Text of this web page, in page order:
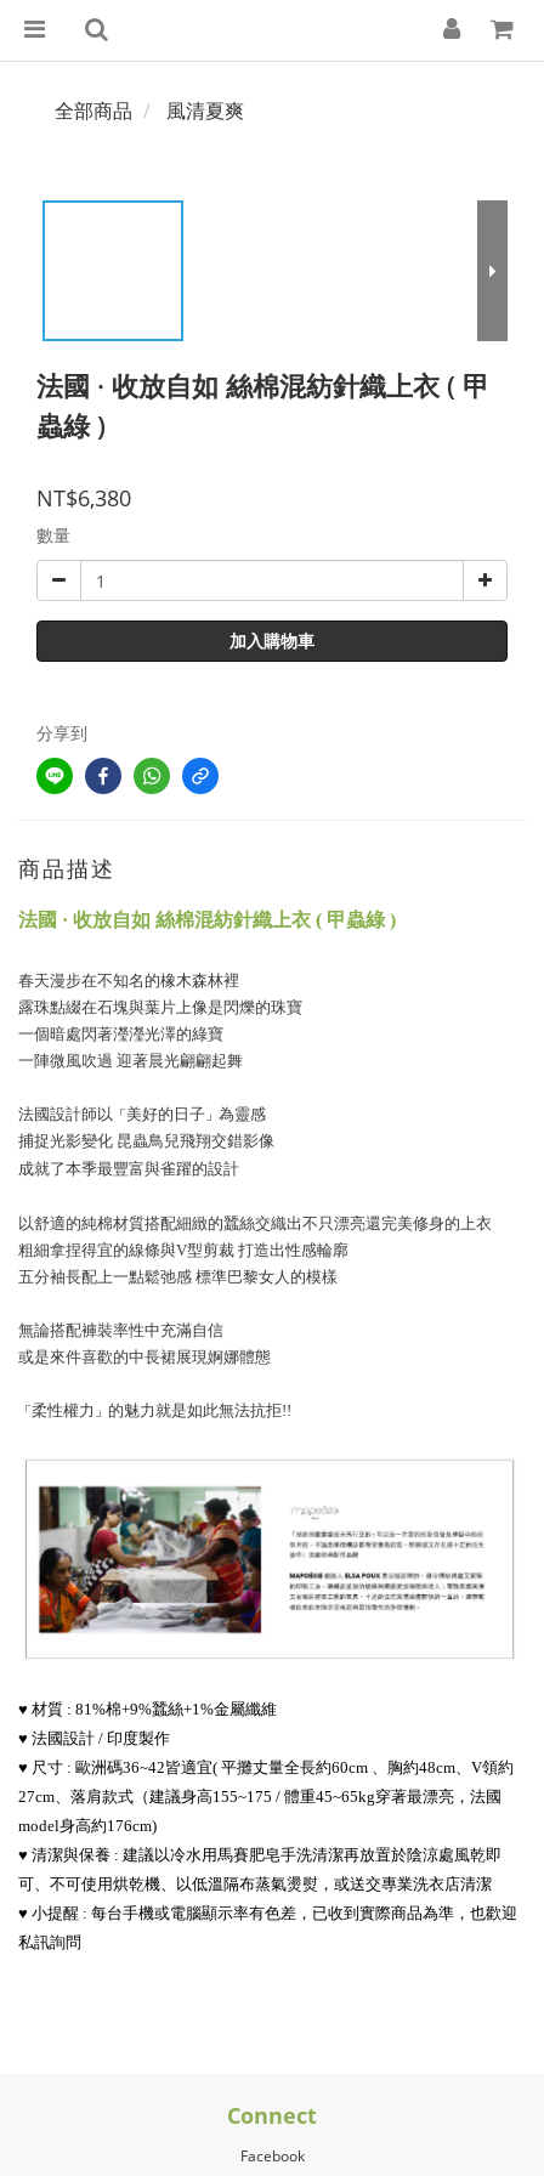
全部商品 風清夏爽
法國 · 收放自如 絲棉混紡針織上衣 ( 甲
蟲綠 )
NT$6,380
數量
加入購物車
分享到
商品描述
法國 · 收放自如 絲棉混紡針織上衣 ( 甲蟲綠 )
春天漫步在不知名的橡木森林裡
露珠點綴在石塊與葉片上像是閃爍的珠寶
一個暗處閃著瀅瀅光澤的綠寶
一陣微風吹過 迎著晨光翩翩起舞
法國設計師以 「美好的日子 」 為靈感
捕捉光影變化 昆蟲鳥兒飛翔交錯影像
成就了本季最豐富與雀躍的設計
以舒適的純棉材質搭配細緻的蠶絲交織出不只漂亮還完美修身的上衣
粗細拿捏得宜的線條與V型剪裁 打造出性感輪廓
五分袖長配上一點鬆弛感 標準巴黎女人的模樣
無論搭配褲裝率性中充滿自信
或是來件喜歡的中長裙展現婀娜體態
「柔性權力 」 的魅力就是如此無法抗拒!!
♥ 材質 : 81%棉+9%蠶絲+1%金屬纖維
♥ 法國設計 / 印度製作
♥ 尺寸 : 歐洲碼36~42皆適宜( 平攤丈量全長約60cm 、胸約48cm、V領約
27cm、 落肩款式 （建議身高155~175 / 體重45~65kg穿著最漂亮 ，法國
model身高約176cm)
♥ 清潔與保養 : 建議以冷水用馬賽肥皂手洗清潔再放置於陰涼處風乾即
可、不可使用烘乾機、以低溫隔布蒸氣燙熨 ，或送交專業洗衣店清潔
♥ 小提醒 : 每台手機或電腦顯示率有色差，已收到實際商品為準，也歡迎
私訊詢問
Connect
Facebook